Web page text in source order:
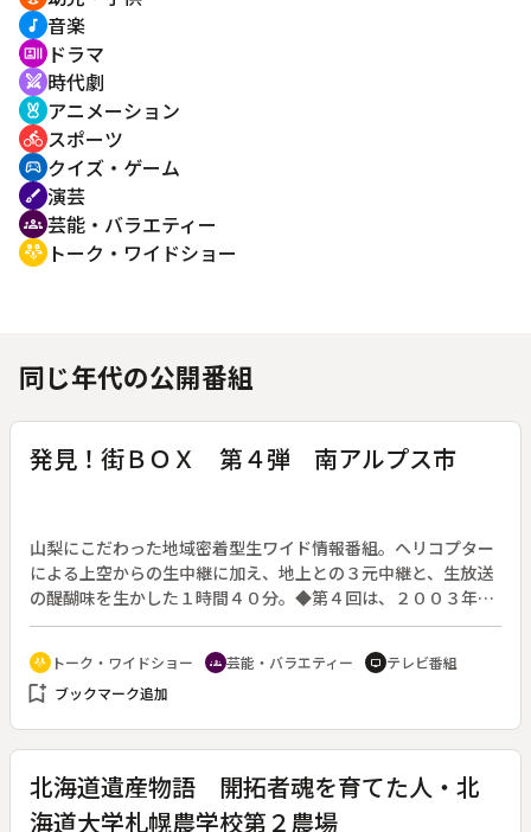
music_note 音楽
recent_actors ドラマ
swords 時代劇
cruelty_free アニメーション
directions_bike スポーツ
sports_esports クイズ・ゲーム
brush 演芸
groups 芸能・バラエティー
adaptive_audio_mic トーク・ワイドショー
同じ年代の公開番組
発見！街ＢＯＸ 第４弾 南アルプス市
山梨にこだわった地域密着型生ワイド情報番組。ヘリコプター
による上空からの生中継に加え、地上との３元中継と、生放送
の醍醐味を生かした１時間４０分。◆第４回は、２００３年に
合併により誕生した南アルプス市にスポットを当てる。街の特
徴を３０のファイル形式にまとめたＶＴＲを中心に、街づくり
の専門家の解説、南アルプスの山々を愛する写真家の談話な
ど、バラエティ豊かな内容。見どころは、惜しまれつつ廃線と
てみたコーナー。
adaptive_audio_mic トーク・ワイドショー groups 芸能・バラエティー tv テレビ番組
bookmark_add ブックマーク追加
北海道遺産物語 開拓者魂を育てた人・北
海道大学札幌農学校第２農場